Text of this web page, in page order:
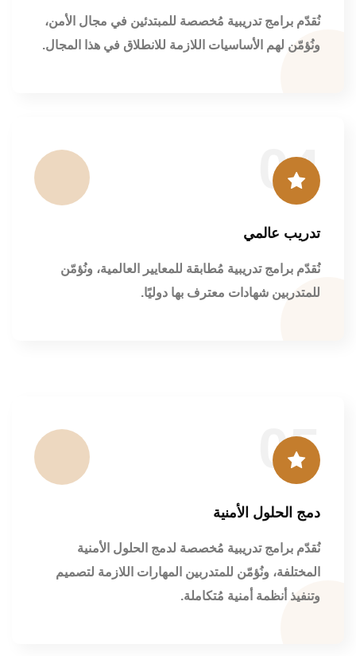
نُقدّم برامج تدريبية مُخصصة للمبتدئين في مجال الأمن،
ونُؤمّن لهم الأساسيات اللازمة للانطلاق في هذا المجال.
تدريب عالمي
نُقدّم برامج تدريبية مُطابقة للمعايير العالمية، ونُؤمّن
للمتدربين شهادات معترف بها دوليًا.
04
دمج الحلول الأمنية
نُقدّم برامج تدريبية مُخصصة لدمج الحلول الأمنية
المختلفة، ونُؤمّن للمتدربين المهارات اللازمة لتصميم
وتنفيذ أنظمة أمنية مُتكاملة.
05